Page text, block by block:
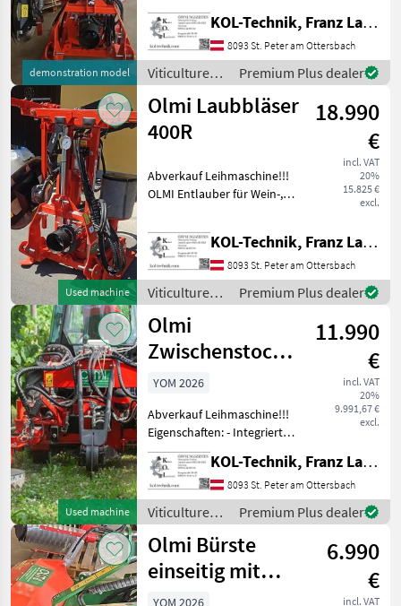
SELECT
CATEGORY
Agriculture technology
25
Municipal equipment
1
MARKETPLACE
Marketplace
Dealer
offers
Classifieds
demonstration model
Bessere Durchlüftung -
Reduziertes
Krankheitsrisiko -
Optimierte Benetzung
durch Pflanz
KOL-Technik, Franz Lampl-Küssner
8093 St. Peter am Ottersbach
Viticulture
equipment /
Olmi
Premium Plus dealer
Used machine
Olmi Laubbläser
400R
18.990
€
incl. VAT
20%
15.825 €
excl.
Abverkauf Leihmaschine!!!
OLMI Entlauber für Wein-,
Fruchtschonende
Entlaubung mit Luftdruck
bei Trauben, Äpfeln,
Hopfen, Himbeeren und
Stac
KOL-Technik, Franz Lampl-Küssner
8093 St. Peter am Ottersbach
Viticulture
equipment /
Olmi
Premium Plus dealer
Used machine
Olmi
Zwischenstockfräse
zweiseitig
11.990
€
incl. VAT
20%
9.991,67 €
excl.
YOM 2026
Abverkauf Leihmaschine!!!
Eigenschaften: - Integriertes
Hydrauliksystem - Sensor
für präzises Arbeiten
zwischen Rebstöcken - Zwei
hydraulisch kippbare
Scheib
KOL-Technik, Franz Lampl-Küssner
8093 St. Peter am Ottersbach
Viticulture
equipment /
Olmi
Premium Plus dealer
Olmi Bürste
einseitig mit
Happy Plant
6.990
€
incl. VAT
YOM 2026